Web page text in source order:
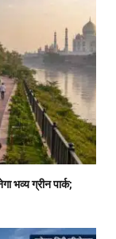
भव्य ग्रीन पार्क;